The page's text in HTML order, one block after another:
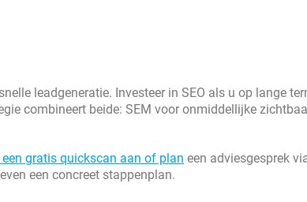
leadgeneratie. Investeer in SEO als u op lange
combineert beide: SEM voor onmiddellijke
gratis quickscan aan of plan een adviesgesprek
een concreet stappenplan.